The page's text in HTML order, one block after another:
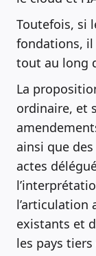
Toutefois, si
fondations,
tout au long
La
ordinaire, et
ainsi que
actes
l’articulation
existants et
les pays